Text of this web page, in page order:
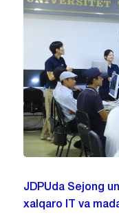
JDPUda Sejong
xalqaro IT va